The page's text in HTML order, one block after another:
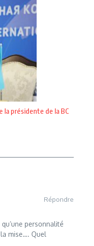
la présidente de la BC
Répondre
personnalité
mise…. Quel